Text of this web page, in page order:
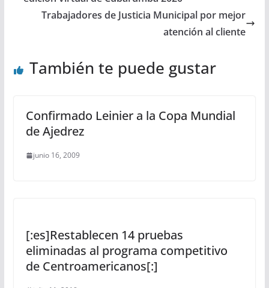
Trabajadores de Justicia Municipal por mejor
atención al cliente
También te puede gustar
Confirmado Leinier a la Copa Mundial
de Ajedrez
junio 16, 2009
[:es]Restablecen 14 pruebas
eliminadas al programa competitivo
de Centroamericanos[:]